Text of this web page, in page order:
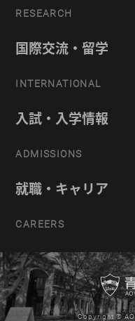
RESEARCH
国際交流・留学
INTERNATIONAL
入試・入学情報
ADMISSIONS
就職・キャリア
CAREERS
Copyright ©